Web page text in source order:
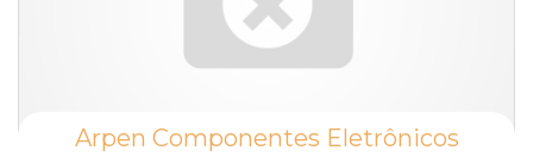
Arpen Componentes Eletrônicos